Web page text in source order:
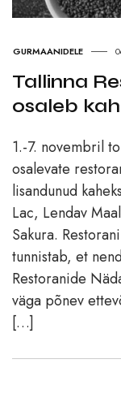
GURMAANIDELE
Tallinna
osaleb
1.-7. novembril
osalevate
lisandunud
Lac, Lendav
Sakura.
tunnistab, et
Restoranide
väga põnev
[…]